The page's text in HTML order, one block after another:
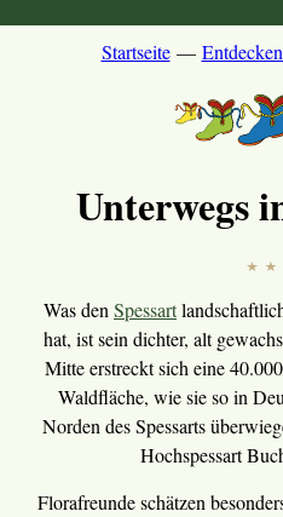
Startseite —
Unterwegs
Was denSpessart
hat, ist sein dichter, alt
Mitte erstreckt sich eine
Waldfläche, wie sie so in
Norden des Spessarts
Hochspessart
Florafreunde schätzen